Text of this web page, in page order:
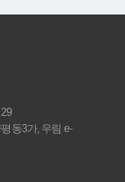
동3가, 우림 e-